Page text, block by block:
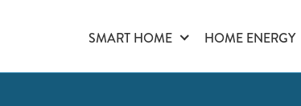
SMART HOME HOME ENERGY